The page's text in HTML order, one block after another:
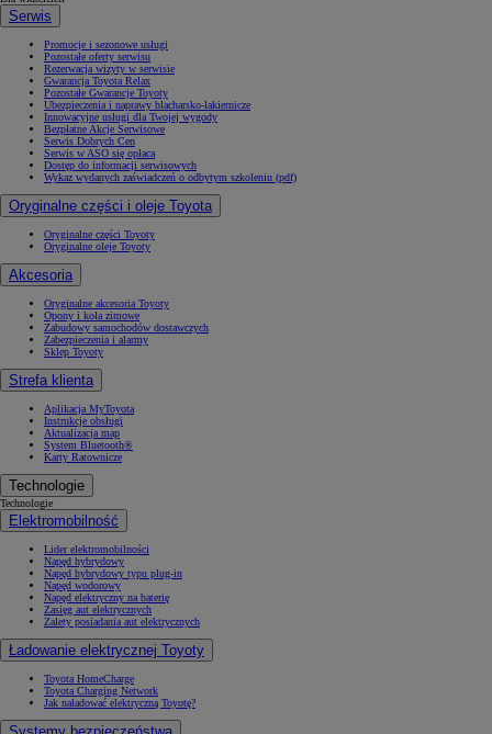
Serwis
Promocje i sezonowe usługi
Pozostałe oferty serwisu
Rezerwacja wizyty w serwisie
Gwarancja Toyota Relax
Pozostałe Gwarancje Toyoty
Ubezpieczenia i naprawy blacharsko-lakiernicze
Innowacyjne usługi dla Twojej wygody
Bezpłatne Akcje Serwisowe
Serwis Dobrych Cen
Serwis w ASO się opłaca
Dostęp do informacji serwisowych
Wykaz wydanych zaświadczeń o odbytym szkoleniu (pdf)
Oryginalne części i oleje Toyota
Oryginalne części Toyoty
Oryginalne oleje Toyoty
Akcesoria
Oryginalne akcesoria Toyoty
Opony i koła zimowe
Zabudowy samochodów dostawczych
Zabezpieczenia i alarmy
Sklep Toyoty
Strefa klienta
Aplikacja MyToyota
Instrukcje obsługi
Aktualizacja map
System Bluetooth®
Karty Ratownicze
Technologie
Technologie
Elektromobilność
Lider elektromobilności
Napęd hybrydowy
Napęd hybrydowy typu plug-in
Napęd wodorowy
Napęd elektryczny na baterię
Zasięg aut elektrycznych
Zalety posiadania aut elektrycznych
Ładowanie elektrycznej Toyoty
Toyota HomeCharge
Toyota Charging Network
Jak naładować elektryczną Toyotę?